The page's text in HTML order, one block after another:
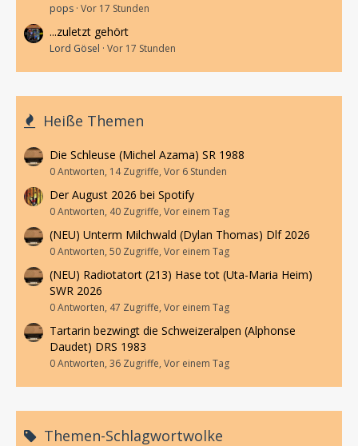
pops Vor 17 Stunden
...zuletzt gehört
Lord Gösel Vor 17 Stunden
Heiße Themen
Die Schleuse (Michel Azama) SR 1988
0 Antworten, 14 Zugriffe, Vor 6 Stunden
Der August 2026 bei Spotify
0 Antworten, 40 Zugriffe, Vor einem Tag
(NEU) Unterm Milchwald (Dylan Thomas) Dlf 2026
0 Antworten, 50 Zugriffe, Vor einem Tag
(NEU) Radiotatort (213) Hase tot (Uta-Maria Heim)
SWR 2026
0 Antworten, 47 Zugriffe, Vor einem Tag
Tartarin bezwingt die Schweizeralpen (Alphonse
Daudet) DRS 1983
0 Antworten, 36 Zugriffe, Vor einem Tag
Themen-Schlagwortwolke